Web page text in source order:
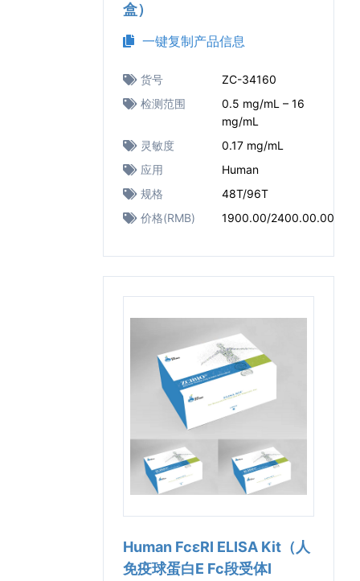
盒）
一键复制产品信息
货号
ZC-34160
检测范围
0.5 mg/mL – 16
mg/mL
灵敏度
0.17 mg/mL
应用
Human
规格
48T/96T
价格(RMB)
1900.00/2400.00.00
Human FcεRⅠ ELISA Kit（人
免疫球蛋白E Fc段受体Ⅰ